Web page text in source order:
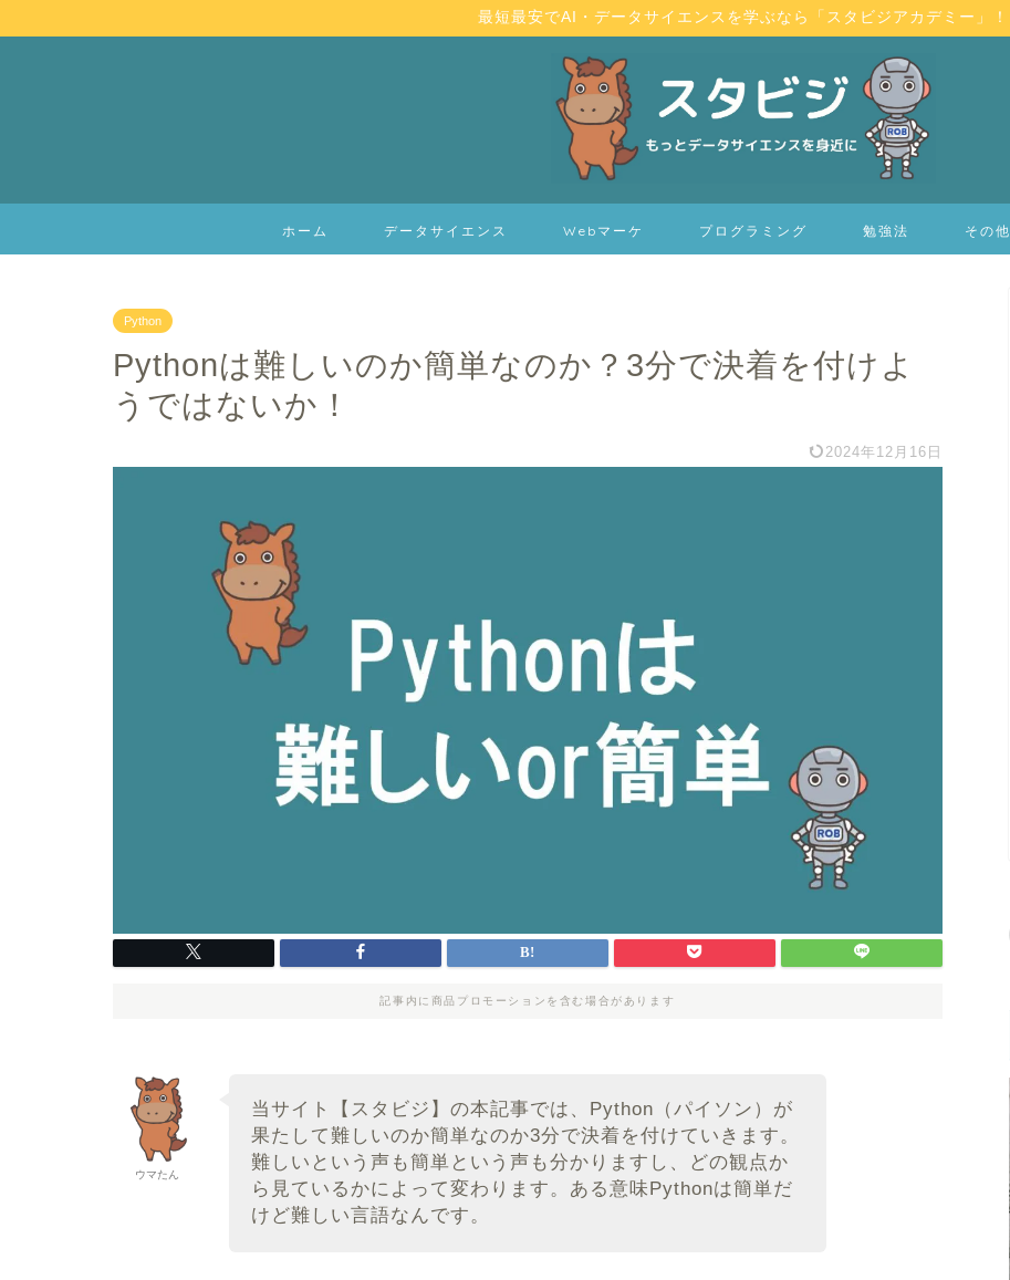
最短最安でAI・データサイエンスを学ぶなら「スタビジアカデミー」！
ホーム データサイエンス Webマーケ プログラミング 勉強法 その他
Python
Pythonは難しいのか簡単なのか？3分で決着を付けよ
うではないか！
2024年12月16日
記事内に商品プロモーションを含む場合があります
ウマたん
当サイト【スタビジ】の本記事では、Python（パイソン）が
果たして難しいのか簡単なのか3分で決着を付けていきます。
難しいという声も簡単という声も分かりますし、どの観点か
ら見ているかによって変わります。ある意味Pythonは簡単だ
けど難しい言語なんです。